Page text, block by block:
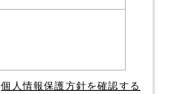
個人情報保護方針を確認する